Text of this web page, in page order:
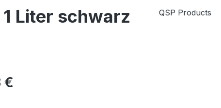
Liter schwarz
QSP Products
€